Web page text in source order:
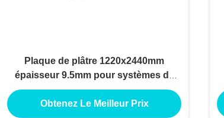
Plaque de plâtre 1220x2440mm
épaisseur 9.5mm pour systèmes de
plafond
Obtenez Le Meilleur Prix